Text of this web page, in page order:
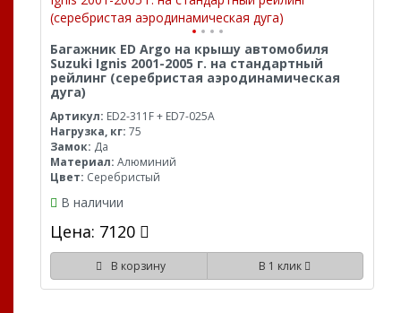
Багажник ED Argo на крышу автомобиля
Suzuki Ignis 2001-2005 г. на стандартный
рейлинг (серебристая аэродинамическая
дуга)
Артикул: ED2-311F + ED7-025A
Нагрузка, кг: 75
Замок: Да
Материал: Алюминий
Цвет: Серебристый
В наличии
Цена: 7120
В корзину В 1 клик